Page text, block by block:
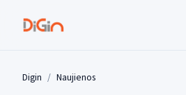
Digin Naujienos